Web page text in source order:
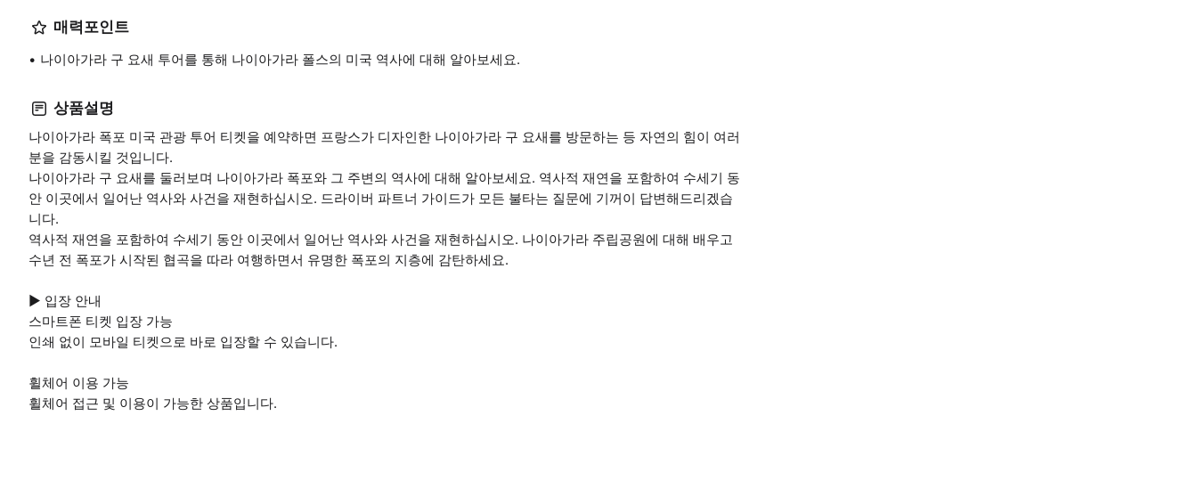
매력포인트
나이아가라 구 요새 투어를 통해 나이아가라 폴스의 미국 역사에 대해 알아보세요.
상품설명
나이아가라 폭포 미국 관광 투어 티켓을 예약하면 프랑스가 디자인한 나이아가라 구 요새를 방문하는 등 자연의 힘이 여러
분을 감동시킬 것입니다.
나이아가라 구 요새를 둘러보며 나이아가라 폭포와 그 주변의 역사에 대해 알아보세요. 역사적 재연을 포함하여 수세기 동
안 이곳에서 일어난 역사와 사건을 재현하십시오. 드라이버 파트너 가이드가 모든 불타는 질문에 기꺼이 답변해드리겠습
니다.
역사적 재연을 포함하여 수세기 동안 이곳에서 일어난 역사와 사건을 재현하십시오. 나이아가라 주립공원에 대해 배우고
수년 전 폭포가 시작된 협곡을 따라 여행하면서 유명한 폭포의 지층에 감탄하세요.
▶ 입장 안내
스마트폰 티켓 입장 가능
인쇄 없이 모바일 티켓으로 바로 입장할 수 있습니다.
휠체어 이용 가능
휠체어 접근 및 이용이 가능한 상품입니다.